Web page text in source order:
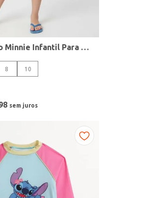
Pijama Curto Minnie Infantil Para Menina - AZUL/ROSA
8 10